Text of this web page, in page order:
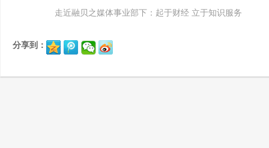
走近融贝之媒体事业部下：起于财经 立于知识服务
分享到：